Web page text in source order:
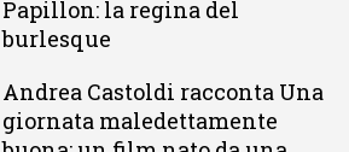
Papillon: la regina del
burlesque
Andrea Castoldi racconta Una
giornata maledettamente